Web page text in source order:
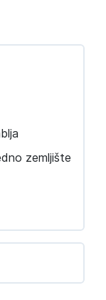
zemljište